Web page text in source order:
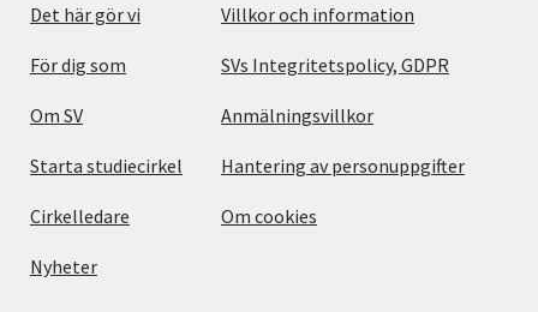
Det här gör vi
För dig som
Om SV
Starta studiecirkel
Cirkelledare
Nyheter
Villkor och information
SVs Integritetspolicy, GDPR
Anmälningsvillkor
Hantering av personuppgifter
Om cookies